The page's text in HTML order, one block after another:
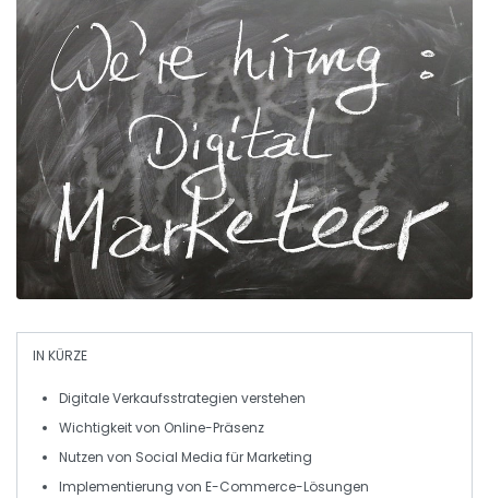
IN KÜRZE
Digitale Verkaufsstrategien verstehen
Wichtigkeit von Online-Präsenz
Nutzen von Social Media für Marketing
Implementierung von E-Commerce-Lösungen